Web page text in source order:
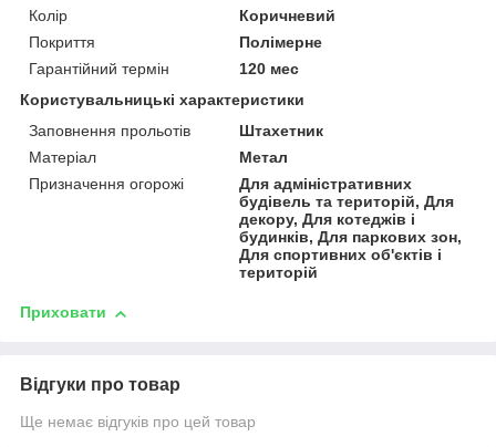
Колір
Коричневий
Покриття
Полімерне
Гарантійний термін
120 мес
Користувальницькі характеристики
Заповнення прольотів
Штахетник
Матеріал
Метал
Призначення огорожі
Для адміністративних
будівель та територій, Для
декору, Для котеджів і
будинків, Для паркових зон,
Для спортивних об'єктів і
територій
Приховати
Відгуки про товар
Ще немає відгуків про цей товар